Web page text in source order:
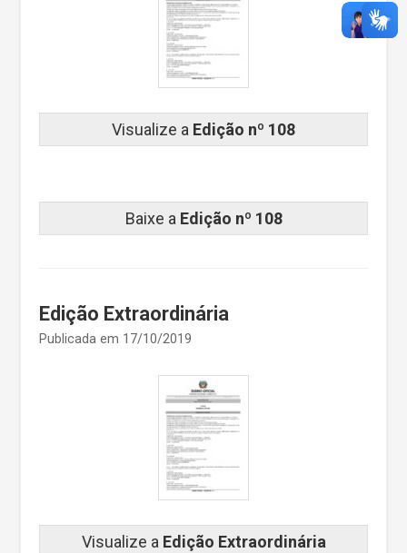
Visualize a Edição nº 108
Baixe a Edição nº 108
Edição Extraordinária
Publicada em 17/10/2019
Visualize a Edição Extraordinária